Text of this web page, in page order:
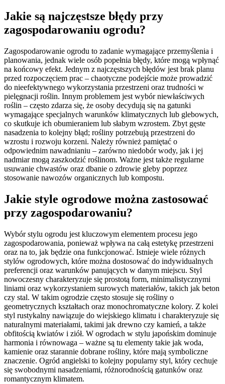
Jakie są najczęstsze błędy przy
zagospodarowaniu ogrodu?
Zagospodarowanie ogrodu to zadanie wymagające przemyślenia i
planowania, jednak wiele osób popełnia błędy, które mogą wpłynąć
na końcowy efekt. Jednym z najczęstszych błędów jest brak planu
przed rozpoczęciem prac – chaotyczne podejście może prowadzić
do nieefektywnego wykorzystania przestrzeni oraz trudności w
pielęgnacji roślin. Innym problemem jest wybór niewłaściwych
roślin – często zdarza się, że osoby decydują się na gatunki
wymagające specjalnych warunków klimatycznych lub glebowych,
co skutkuje ich obumieraniem lub słabym wzrostem. Zbyt gęste
nasadzenia to kolejny błąd; rośliny potrzebują przestrzeni do
wzrostu i rozwoju korzeni. Należy również pamiętać o
odpowiednim nawadnianiu – zarówno niedobór wody, jak i jej
nadmiar mogą zaszkodzić roślinom. Ważne jest także regularne
usuwanie chwastów oraz dbanie o zdrowie gleby poprzez
stosowanie nawozów organicznych lub kompostu.
Jakie style ogrodowe można zastosować
przy zagospodarowaniu?
Wybór stylu ogrodu jest kluczowym elementem procesu jego
zagospodarowania, ponieważ wpływa na całą estetykę przestrzeni
oraz na to, jak będzie ona funkcjonować. Istnieje wiele różnych
stylów ogrodowych, które można dostosować do indywidualnych
preferencji oraz warunków panujących w danym miejscu. Styl
nowoczesny charakteryzuje się prostotą form, minimalistycznymi
liniami oraz wykorzystaniem surowych materiałów, takich jak beton
czy stal. W takim ogrodzie często stosuje się rośliny o
geometrycznych kształtach oraz monochromatyczne kolory. Z kolei
styl rustykalny nawiązuje do wiejskiego klimatu i charakteryzuje się
naturalnymi materiałami, takimi jak drewno czy kamień, a także
obfitością kwiatów i ziół. W ogrodach w stylu japońskim dominuje
harmonia i równowaga – ważne są tu elementy takie jak woda,
kamienie oraz starannie dobrane rośliny, które mają symboliczne
znaczenie. Ogród angielski to kolejny popularny styl, który cechuje
się swobodnymi nasadzeniami, różnorodnością gatunków oraz
romantycznym klimatem.